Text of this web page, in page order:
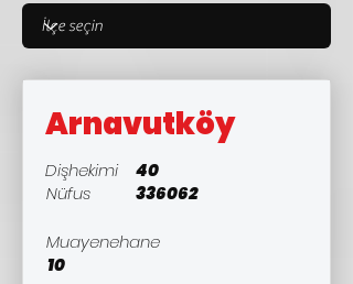
Arnavutköy
Dişhekimi
40
Nüfus
336062
Muayenehane
10